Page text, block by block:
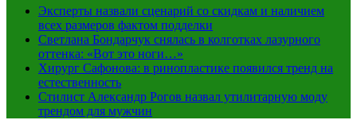
Эксперты назвали сценарий со скидкам и наличием
всех размеров фактом подделки
Светлана Бондарчук снялась в колготках лазурного
оттенка: «Вот это ноги…»
Хирург Сафонова: в ринопластике появился тренд на
естественность
Стилист Александр Рогов назвал утилитарную моду
трендом для мужчин